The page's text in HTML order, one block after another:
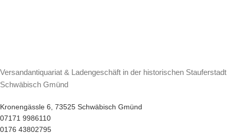
Versandantiquariat & Ladengeschäft in der historischen Stauferstadt
Schwäbisch Gmünd
Kronengässle 6, 73525 Schwäbisch Gmünd
07171 9986110
0176 43802795